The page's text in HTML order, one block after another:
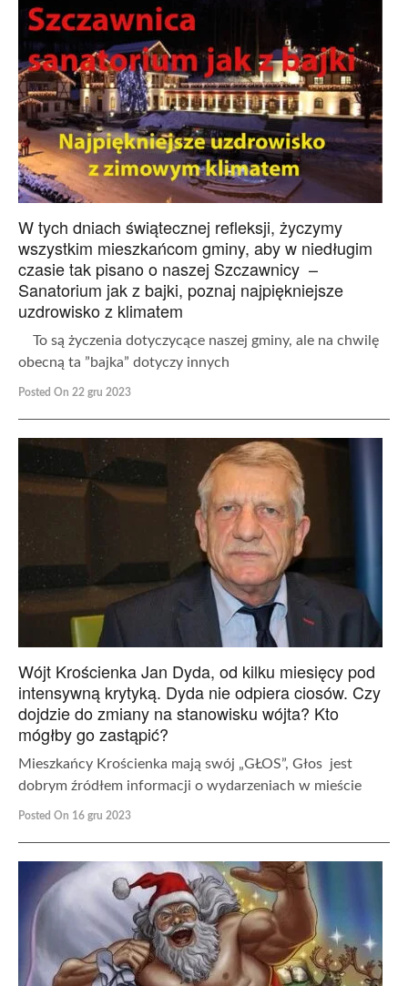
W tych dniach świątecznej refleksji, życzymy
wszystkim mieszkańcom gminy, aby w niedługim
czasie tak pisano o naszej Szczawnicy –
Sanatorium jak z bajki, poznaj najpiękniejsze
uzdrowisko z klimatem
To są życzenia dotyczycące naszej gminy, ale na chwilę
obecną ta ”bajka” dotyczy innych
Posted On 22 gru 2023
Wójt Krościenka Jan Dyda, od kilku miesięcy pod
intensywną krytyką. Dyda nie odpiera ciosów. Czy
dojdzie do zmiany na stanowisku wójta? Kto
mógłby go zastąpić?
Mieszkańcy Krościenka mają swój „GŁOS”, Głos jest
dobrym źródłem informacji o wydarzeniach w mieście
Posted On 16 gru 2023